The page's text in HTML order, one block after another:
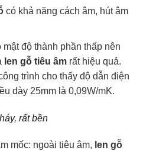
có khả năng cách âm, hút âm
độ thành phần thấp nên
len gỗ tiêu âmrất hiệu quả.
trình cho thấy độ dẫn điện
dày 25mm là 0,09W/mK.
rất bền
mốc: ngoài tiêu âm, len gỗ